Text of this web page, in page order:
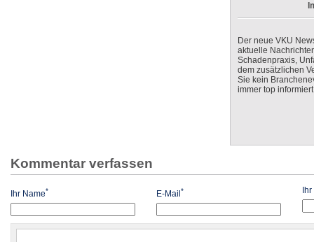
Der neue VKU
aktuelle
Schadenpraxis,
dem zusätzlichen
Sie kein
immer top
Kommentar verfassen
Ihr Name* E-Mail *